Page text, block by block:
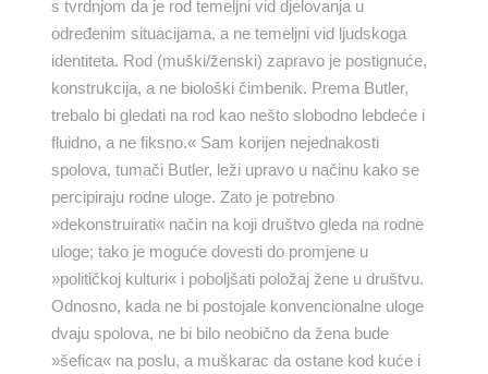
s tvrdnjom da je rod temeljni vid djelovanja u
određenim situacijama, a ne temeljni vid ljudskoga
identiteta. Rod (muški/ženski) zapravo je postignuće,
konstrukcija, a ne biološki čimbenik. Prema Butler,
trebalo bi gledati na rod kao nešto slobodno lebdeće i
fluidno, a ne fiksno.« Sam korijen nejednakosti
spolova, tumači Butler, leži upravo u načinu kako se
percipiraju rodne uloge. Zato je potrebno
»dekonstruirati« način na koji društvo gleda na rodne
uloge; tako je moguće dovesti do promjene u
»političkoj kulturi« i poboljšati položaj žene u društvu.
Odnosno, kada ne bi postojale konvencionalne uloge
dvaju spolova, ne bi bilo neobično da žena bude
»šefica« na poslu, a muškarac da ostane kod kuće i